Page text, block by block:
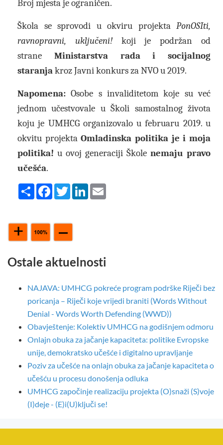
Broj mjesta je ograničen.
Škola se sprovodi u okviru projekta PonOSIti,
ravnopravni, uključeni! koji je
podržan od
strane Ministarstva rada i socijalnog
staranjakroz Javni konkurs za NVO u 2019.
Napomena: Osobe s invaliditetom koje su već
jednom učestvovale u Školi samostalnog života
koju je UMHCG organizovalo u februaru 2019. u
okvitu projektaOmladinska politika je i moja
politika! u ovoj generaciji Škole nemaju pravo
učešća.
Share FacebookTwitterLinkedIn
Ostale aktuelnosti
NAJAVA: UMHCG pokreće program podrške Riječi bez
poricanja – Riječi koje vrijedi braniti (Words Without
Denial - Words Worth Defending (WWD))
Obavještenje: Kolektiv UMHCG na godišnjem odmoru
Onlajn obuka za jačanje kapaciteta: politike Evropske
unije, demokratsko učešće i digitalno upravljanje
Poziv za učešće na onlajn obuka za jačanje kapaciteta o
učešću u procesu donošenja odluka
UMHCG započinje realizaciju projekta (O)snaži (S)voje
(I)deje - (E)i(U)ključi se!